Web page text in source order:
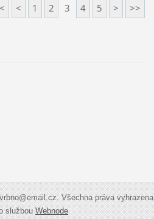
< 1 2 3 4 5 > >>
Všechna práva vyhrazena
službouWebnode